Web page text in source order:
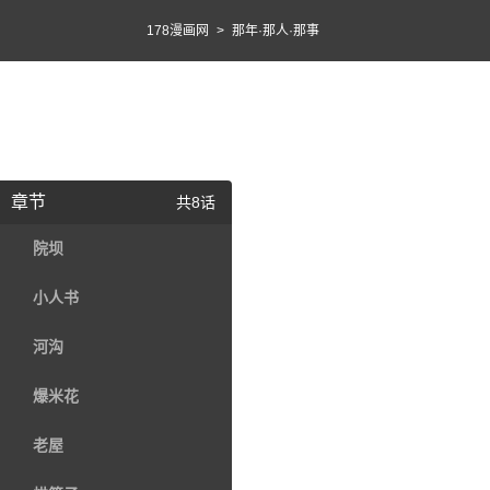
178漫画网 > 那年·那人·那事
章节 共8话
院坝
小人书
河沟
爆米花
老屋